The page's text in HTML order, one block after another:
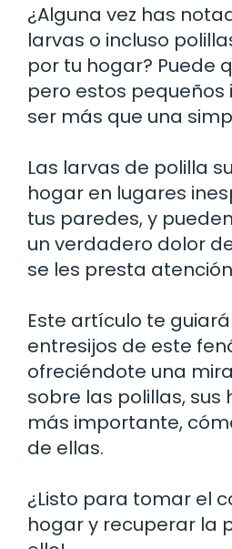
¿Alguna vez has
larvas o incluso
por tu hogar? Puede
pero estos pequeños
ser más que una
Las larvas de polilla
hogar en lugares
tus paredes, y
un verdadero dolor
se les presta
Este artículo te
entresijos de este
ofreciéndote una
sobre las polillas, sus
más importante,
de ellas.
¿Listo para tomar el
hogar y recuperar la